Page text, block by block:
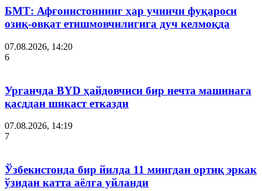
БМТ: Афғонистоннинг ҳар учинчи фуқароси
озиқ-овқат етишмовчилигига дуч келмоқда
07.08.2026, 14:20
6
Урганчда BYD ҳайдовчиси бир нечта машинага
қасддан шикаст етказди
07.08.2026, 14:19
7
Ўзбекистонда бир йилда 11 мингдан ортиқ эркак
ўзидан катта аёлга уйланди